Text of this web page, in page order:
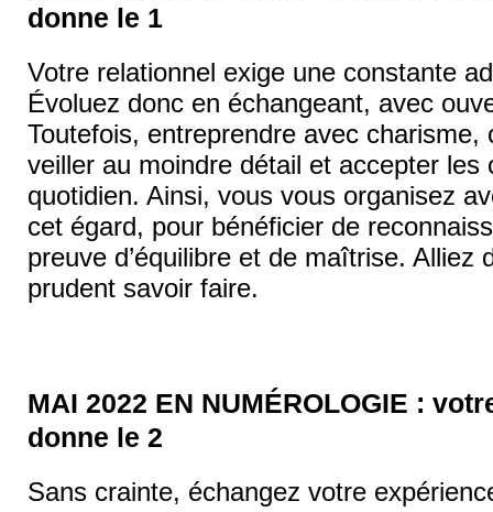
donne le 1
Votre relationnel exige une constante
Évoluez donc en échangeant, avec
Toutefois, entreprendre avec charisme,
veiller au moindre détail et accepter les
quotidien. Ainsi, vous vous organisez
cet égard, pour bénéficier de
preuve d’équilibre et de maîtrise. Alliez
prudent savoir faire.
MAI 2022 EN NUMÉROLOGIE :
donne le 2
Sans crainte, échangez votre